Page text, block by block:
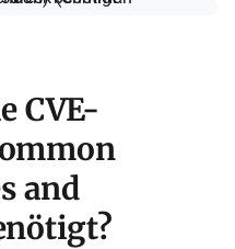
CVE-
and